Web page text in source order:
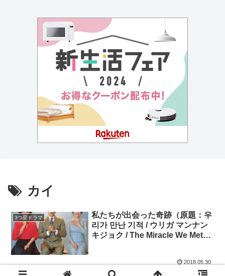
カイ
3つ星ドラマ
私たちが出会った奇跡（原題：우
리가 만난 기적 / ウリガ マンナン
キジョク / The Miracle We Met）
2018.05.30